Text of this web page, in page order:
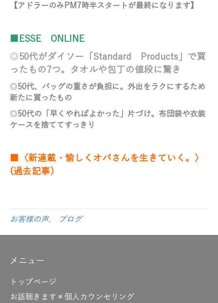
【アドラーのみ PM7時半スタートが最終になります】
■ESSE ONLINE
◎50代がダイソー「Standard Products」で買
ったもの7つ。タオルや包丁の値段に驚き
◎50代、バッグの重さが負担に。外出をラクにするため
新たに買ったもの
◎50代の「早くやればよかった」片づけ。布団袋や衣装
ケースを捨ててすっきり
■〈新連載・愉しくオバさんを生きていく。〉
(過去記事）
お客様の声, ブログ
メニュー
トップページ
お話聴きます＊個人カウンセリング